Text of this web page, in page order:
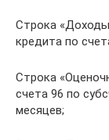
Строка
кредита по
Строка
счета 96 по
месяцев;